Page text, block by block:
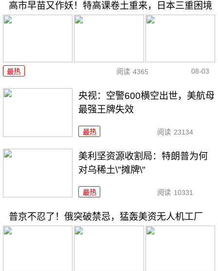
高市早苗又作妖！特高课卷土重来，日本三重困境
最热 阅读 4365 08-03
央视：空警600横空出世，美航母
最强王牌失效
最热 阅读 23134
美利坚资源收割局：特朗普为何
对乌稀土\"摊牌\"
最热 阅读 10331
普京不忍了！俄突破禁忌，猛轰美资无人机工厂